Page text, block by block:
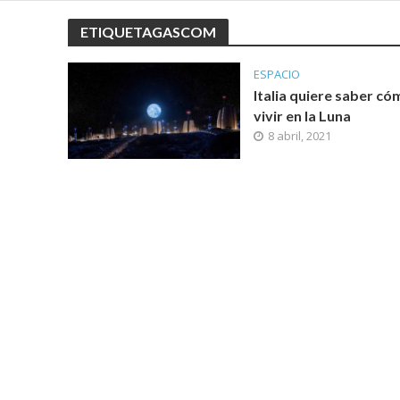
ETIQUETAGASCOM
ESPACIO
Italia quiere saber
vivir en la Luna
8 abril, 2021